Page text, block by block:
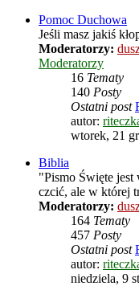
Pomoc Duchowa
Jeśli masz jakiś
Moderatorzy:
Moderatorzy
16 Tematy
140 Posty
Ostatni post
autor:
wtorek, 21
Biblia
"Pismo Święte jest
czcić, ale w której
Moderatorzy:
164 Tematy
457 Posty
Ostatni post
autor:
niedziela, 9